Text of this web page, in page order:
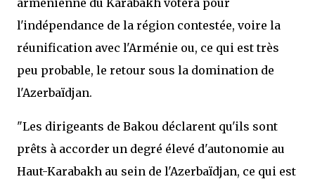
arménienne du Karabakh votera pour
l'indépendance de la région contestée, voire la
réunification avec l'Arménie ou, ce qui est très
peu probable, le retour sous la domination de
l'Azerbaïdjan.
"Les dirigeants de Bakou déclarent qu'ils sont
prêts à accorder un degré élevé d'autonomie au
Haut-Karabakh au sein de l'Azerbaïdjan, ce qui est